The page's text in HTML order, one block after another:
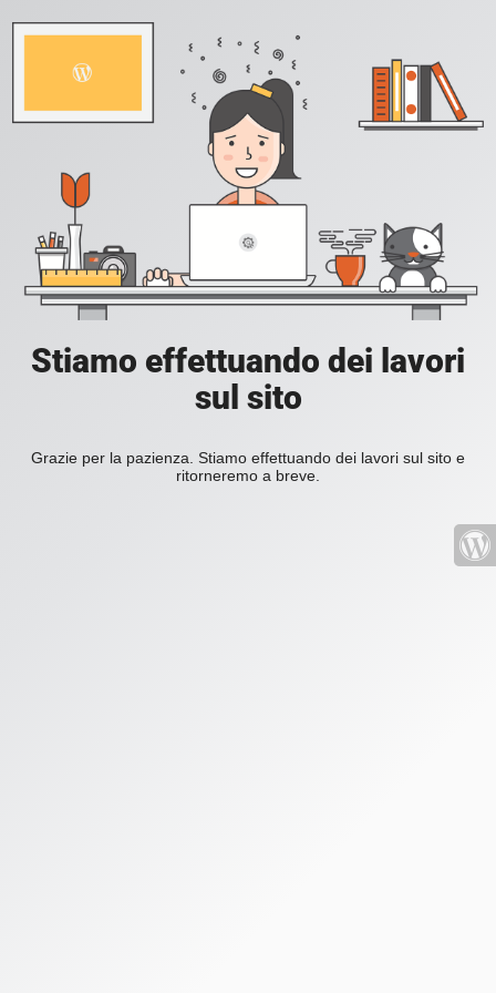
Stiamo effettuando dei lavori
sul sito
Grazie per la pazienza. Stiamo effettuando dei lavori sul sito e
ritorneremo a breve.